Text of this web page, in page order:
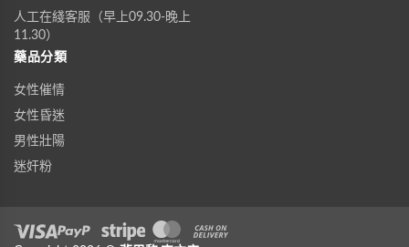
人工在綫客服（早上09.30-晚上
11.30）
藥品分類
女性催情
女性昏迷
男性壯陽
迷奸粉